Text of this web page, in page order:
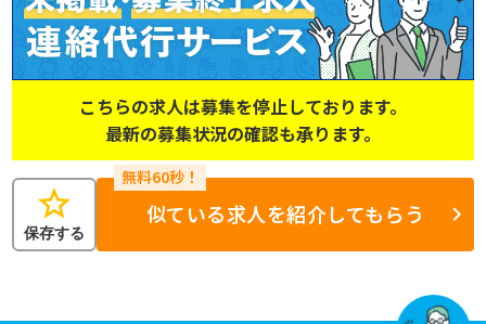
こちらの求人は募集を停止しております。
最新の募集状況の確認も承ります。
star
保存する
似ている求人を紹介してもらう